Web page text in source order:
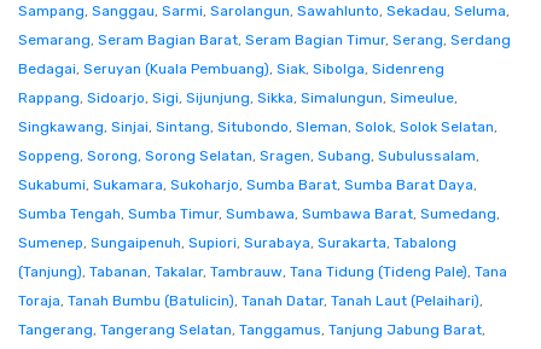
Sampang, Sanggau, Sarmi, Sarolangun, Sawahlunto, Sekadau, Seluma,
Semarang, Seram Bagian Barat, Seram Bagian Timur, Serang, Serdang
Bedagai, Seruyan (Kuala Pembuang), Siak, Sibolga, Sidenreng
Rappang, Sidoarjo, Sigi, Sijunjung, Sikka, Simalungun, Simeulue,
Singkawang, Sinjai, Sintang, Situbondo, Sleman, Solok, Solok Selatan,
Soppeng, Sorong, Sorong Selatan, Sragen, Subang, Subulussalam,
Sukabumi, Sukamara, Sukoharjo, Sumba Barat, Sumba Barat Daya,
Sumba Tengah, Sumba Timur, Sumbawa, Sumbawa Barat, Sumedang,
Sumenep, Sungaipenuh, Supiori, Surabaya, Surakarta, Tabalong
(Tanjung), Tabanan, Takalar, Tambrauw, Tana Tidung (Tideng Pale), Tana
Toraja, Tanah Bumbu (Batulicin), Tanah Datar, Tanah Laut (Pelaihari),
Tangerang, Tangerang Selatan, Tanggamus, Tanjung Jabung Barat,